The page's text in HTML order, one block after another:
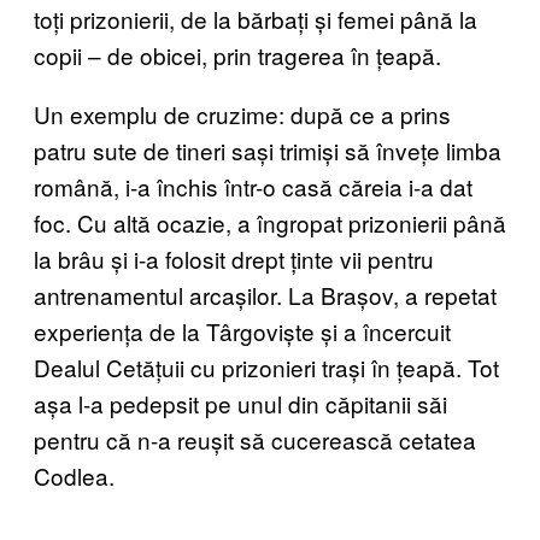
toți prizonierii, de la bărbați și femei până la
copii – de obicei, prin tragerea în țeapă.
Un exemplu de cruzime: după ce a prins
patru sute de tineri sași trimiși să învețe limba
română, i-a închis într-o casă căreia i-a dat
foc. Cu altă ocazie, a îngropat prizonierii până
la brâu și i-a folosit drept ținte vii pentru
antrenamentul arcașilor. La Brașov, a repetat
experiența de la Târgoviște și a încercuit
Dealul Cetățuii cu prizonieri trași în țeapă. Tot
așa l-a pedepsit pe unul din căpitanii săi
pentru că n-a reușit să cucerească cetatea
Codlea.